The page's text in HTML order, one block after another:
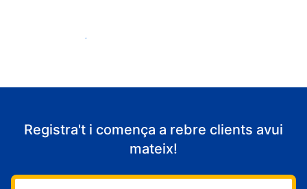
Comença a rebre clients
Registra't i comença a rebre clients avui
mateix!